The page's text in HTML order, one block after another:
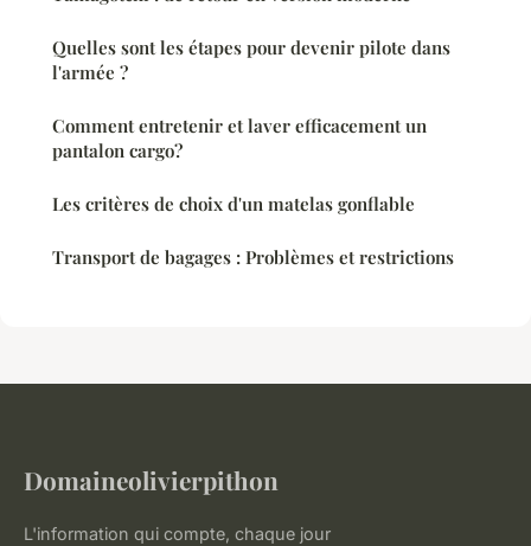
Quelles sont les étapes pour devenir pilote dans
l'armée ?
Comment entretenir et laver efficacement un
pantalon cargo?
Les critères de choix d'un matelas gonflable
Transport de bagages : Problèmes et restrictions
Domaineolivierpithon
L'information qui compte, chaque jour